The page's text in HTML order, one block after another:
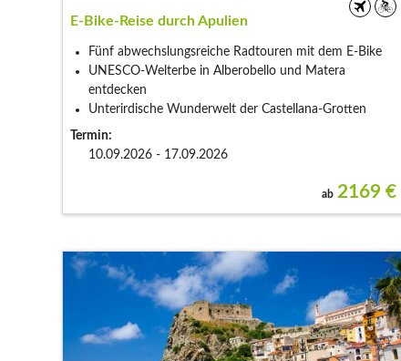
E-Bike-Reise durch Apulien
Fünf abwechslungsreiche Radtouren mit dem E-Bike
UNESCO-Welterbe in Alberobello und Matera
entdecken
Unterirdische Wunderwelt der Castellana-Grotten
Termin:
10.09.2026 - 17.09.2026
ab 2169 €